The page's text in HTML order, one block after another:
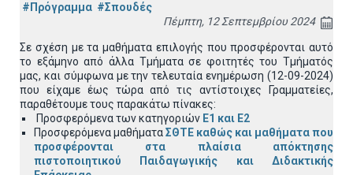
#Πρόγραμμα #Σπουδές
Πέμπτη, 12 Σεπτεμβρίου 2024
Σε σχέση με τα μαθήματα επιλογής που προσφέρονται αυτό
το εξάμηνο από άλλα Τμήματα σε φοιτητές του Τμήματός
μας, και σύμφωνα με την τελευταία ενημέρωση (12-09-2024)
που είχαμε έως τώρα από τις αντίστοιχες Γραμματείες,
παραθέτουμε τους παρακάτω πίνακες:
Προσφερόμενα των κατηγοριών Ε1 και Ε2
Προσφερόμενα μαθήματαΣΘΤΕ καθώς και μαθήματα που
προσφέρονται στα πλαίσια απόκτησης
πιστοποιητικού Παιδαγωγικής και Διδακτικής